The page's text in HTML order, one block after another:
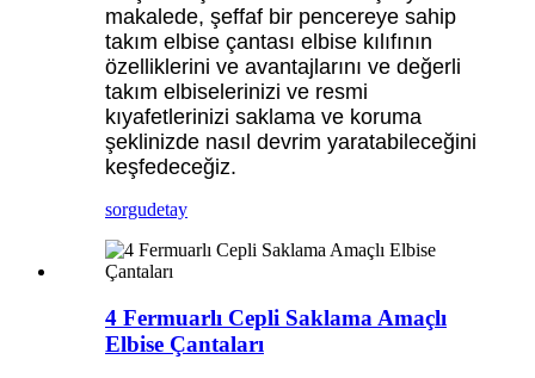
makalede, şeffaf bir pencereye sahip
takım elbise çantası elbise kılıfının
özelliklerini ve avantajlarını ve değerli
takım elbiselerinizi ve resmi
kıyafetlerinizi saklama ve koruma
şeklinizde nasıl devrim yaratabileceğini
keşfedeceğiz.
sorgudetay
4 Fermuarlı Cepli Saklama Amaçlı
Elbise Çantaları